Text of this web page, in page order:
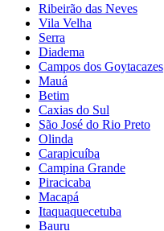
Ribeirão das Neves
Vila Velha
Serra
Diadema
Campos dos Goytacazes
Mauá
Betim
Caxias do Sul
São José do Rio Preto
Olinda
Carapicuíba
Campina Grande
Piracicaba
Macapá
Itaquaquecetuba
Bauru